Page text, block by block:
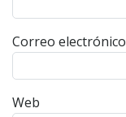
Correo electrónico
Web